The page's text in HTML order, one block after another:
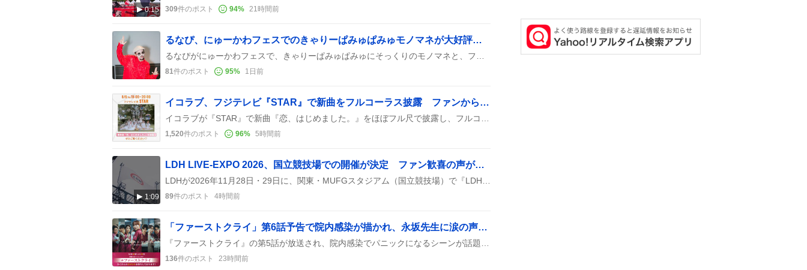
0:15 309件のポスト 94% 21時間前
るなぴ、にゅーかわフェスでのきゃりーぱみゅぱみゅモノマネが大好評でファン歓喜
81件のポスト 95% 1日前
イコラブ、フジテレビ『STAR』で新曲をフルコーラス披露 ファンから「可愛い」「最高」
1,520件のポスト 96% 5時間前
1:09
LDH LIVE-EXPO 2026、国立競技場での開催が決定 ファン歓喜の声が続出
89件のポスト 4時間前
「ファーストクライ」第6話予告で院内感染が描かれ、永坂先生に涙の声が上がる
136件のポスト 23時間前
ておらず大興奮して
おります かっこよす
ぎる 指を差し伸べる
ね
数
ね
数